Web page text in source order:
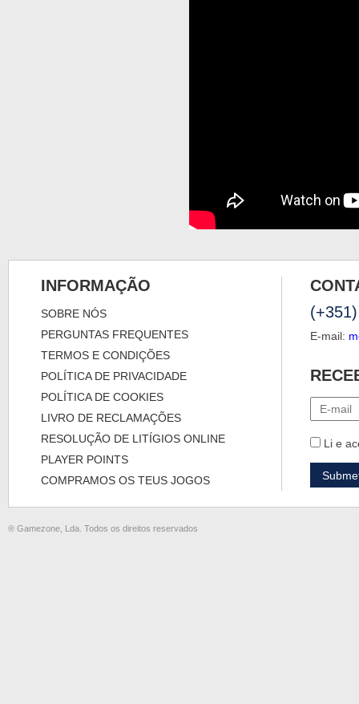
INFORMAÇÃO
SOBRE NÓS
PERGUNTAS FREQUENTES
TERMOS E CONDIÇÕES
POLÍTICA DE PRIVACIDADE
POLÍTICA DE COOKIES
LIVRO DE RECLAMAÇÕES
RESOLUÇÃO DE LITÍGIOS ONLINE
PLAYER POINTS
COMPRAMOS OS TEUS JOGOS
E-mail:
Li e
® Gamezone, Lda. Todos os direitos reservados